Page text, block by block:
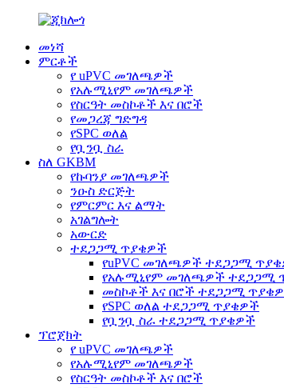
መነሻ
ምርቶች
የ uPVC መገለጫዎች
የአሉሚኒየም መገለጫዎች
የስርዓት መስኮቶች እና በሮች
የመጋረጃ ግድግዳ
የSPC ወለል
የቧንቧ ስራ
ስለ GKBM
የኩባንያ መገለጫዎች
ንዑስ ድርጅት
የምርምር እና ልማት
አገልግሎት
አውርድ
ተደጋጋሚ ጥያቄዎች
የuPVC መገለጫዎች ተደጋጋሚ
የአሉሚኒየም መገለጫዎች ተደጋጋሚ
መስኮቶች እና በሮች ተደጋጋሚ
የSPC ወለል ተደጋጋሚ ጥያቄዎች
የቧንቧ ስራ ተደጋጋሚ ጥያቄዎች
ፕሮጀክት
የ uPVC መገለጫዎች
የአሉሚኒየም መገለጫዎች
የስርዓት መስኮቶች እና በሮች